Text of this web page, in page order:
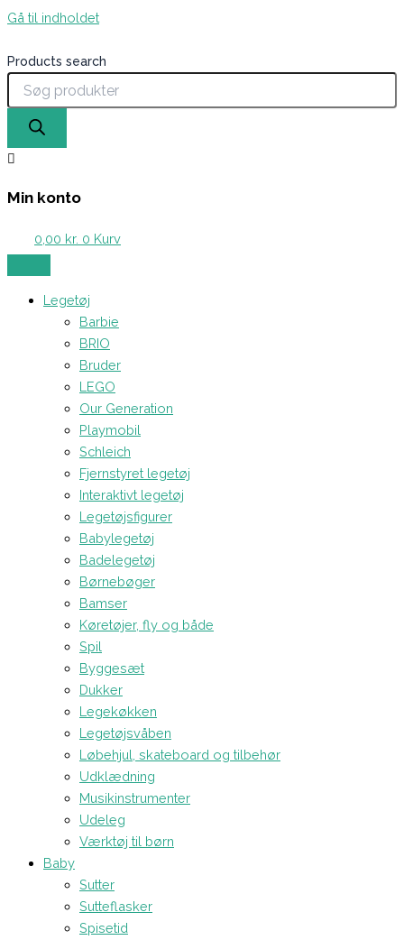
Gå til indholdet
Products search
Min konto
0,00 kr. 0 Kurv
Legetøj
Barbie
BRIO
Bruder
LEGO
Our Generation
Playmobil
Schleich
Fjernstyret legetøj
Interaktivt legetøj
Legetøjsfigurer
Babylegetøj
Badelegetøj
Børnebøger
Bamser
Køretøjer, fly og både
Spil
Byggesæt
Dukker
Legekøkken
Legetøjsvåben
Løbehjul, skateboard og tilbehør
Udklædning
Musikinstrumenter
Udeleg
Værktøj til børn
Baby
Sutter
Sutteflasker
Spisetid